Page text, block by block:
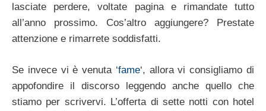
lasciate perdere, voltate pagina e rimandate tutto
all’anno prossimo. Cos’altro aggiungere? Prestate
attenzione e rimarrete soddisfatti.
Se invece vi è venuta ‘fame‘, allora vi consigliamo di
appofondire il discorso leggendo anche quello che
stiamo per scrivervi. L’offerta di sette notti con hotel